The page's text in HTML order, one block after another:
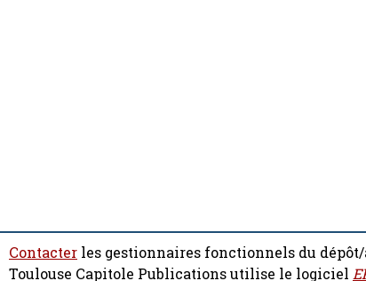
Contacter les gestionnaires fonctionnels du
Toulouse Capitole Publications utilise le logiciel